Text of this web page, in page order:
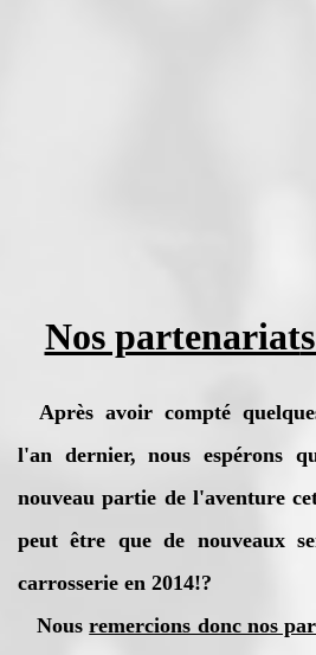
Nos partenariat
Après avoir compté
l'an dernier, nous espérons
nouveau partie de l'aventure
peut être que de nouveaux
carrosserie en 2014!?
Nousremercions donc nos